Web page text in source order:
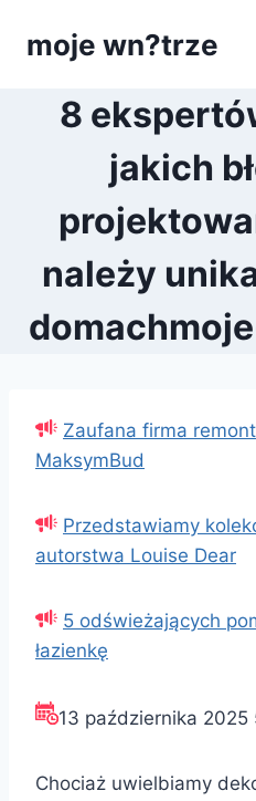
moje wn?trze
8
jakich
należy
Zaufana firma
MaksymBud
Przedstawiamy
autorstwa Louise Dear
5 odświeżających
łazienkę
13 października 2025
Chociaż uwielbiamy